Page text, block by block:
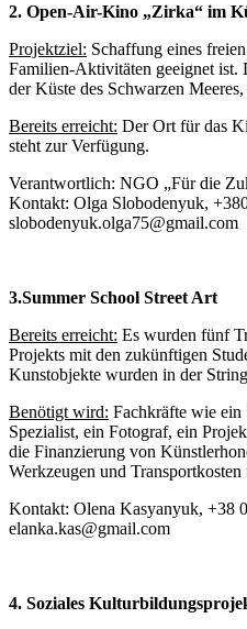
2. Open-Air-Kino „Zirka“ im
Projektziel: Schaffung eines
Familien-Aktivitäten geeignet
der Küste des Schwarzen
Bereits erreicht: Der Ort für das
steht zur Verfügung.
Verantwortlich: NGO „Für die
Kontakt: Olga Slobodenyuk,
slobodenyuk.olga75@gmail.com
3.Summer School Street Art
Bereits erreicht: Es wurden fünf
Projekts mit den zukünftigen
Kunstobjekte wurden in der
Benötigt wird: Fachkräfte wie
Spezialist, ein Fotograf, ein
die Finanzierung von
Werkzeugen und Transportkosten
Kontakt: Olena Kasyanyuk, +38
elanka.kas@gmail.com
4. Soziales